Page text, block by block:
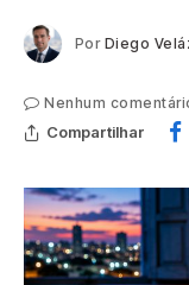
Por Diego
Nenhum
Compartilhar